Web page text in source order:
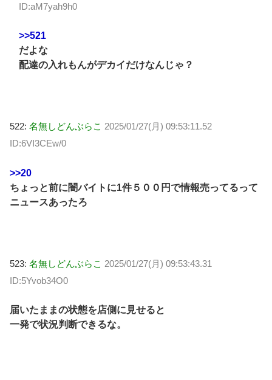
ID:aM7yah9h0
>>521
だよな
配達の入れもんがデカイだけなんじゃ？
522: 名無しどんぶらこ 2025/01/27(月) 09:53:11.52
ID:6VI3CEw/0
>>20
ちょっと前に闇バイトに1件５００円で情報売ってるって
ニュースあったろ
523: 名無しどんぶらこ 2025/01/27(月) 09:53:43.31
ID:5Yvob34O0
届いたままの状態を店側に見せると
一発で状況判断できるな。